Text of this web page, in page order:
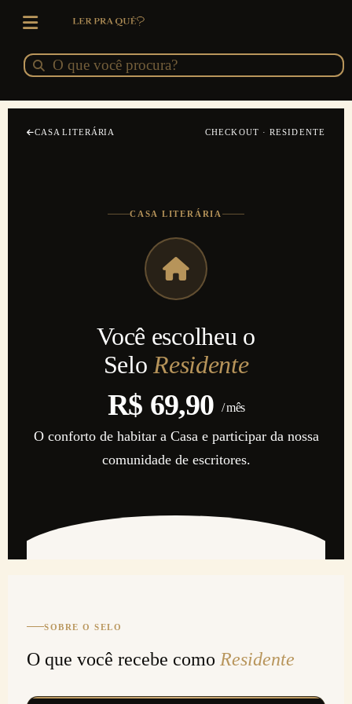
conteúdo
Pesquisar
Pesquisar
CASA LITERÁRIA CHECKOUT · RESIDENTE
CASA LITERÁRIA
Você escolheu o
SeloResidente
R$ 69,90 / mês
O conforto de habitar a Casa e participar da nossa
comunidade de escritores.
SOBRE O SELO
O que você recebe como Residente